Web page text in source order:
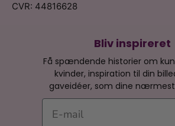
Bliv inspireret
Få spændende historier om
kvinder, inspiration til din
gaveidéer, som dine
E-mail
CVR: 44816628